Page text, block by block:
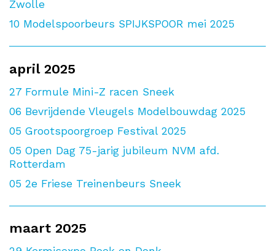
Zwolle
10 Modelspoorbeurs SPIJKSPOOR mei 2025
april 2025
27 Formule Mini-Z racen Sneek
06 Bevrijdende Vleugels Modelbouwdag 2025
05 Grootspoorgroep Festival 2025
05 Open Dag 75-jarig jubileum NVM afd.
Rotterdam
05 2e Friese Treinenbeurs Sneek
maart 2025